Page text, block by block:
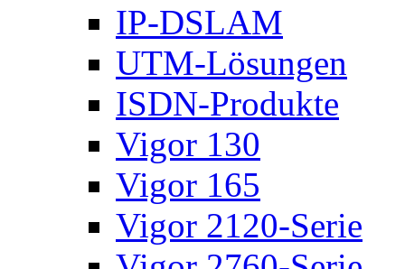
IP-DSLAM
UTM-Lösungen
ISDN-Produkte
Vigor 130
Vigor 165
Vigor 2120-Serie